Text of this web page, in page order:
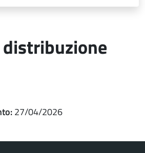
distribuzione
27/04/2026